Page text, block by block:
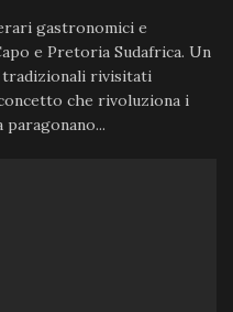
gastronomici e
e Pretoria Sudafrica. Un
tradizionali rivisitati
che rivoluziona i